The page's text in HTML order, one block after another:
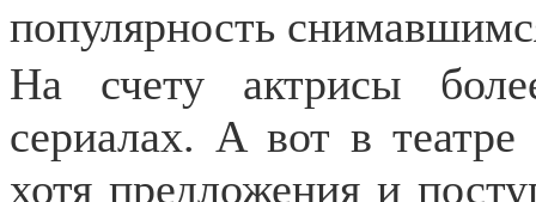
популярность
На счету актрисы
сериалах. А вот в
хотя предложения и